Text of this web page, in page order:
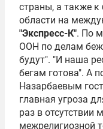
страны, а также к
области на
"Экспресс-К". По
ООН по делам
будут". "И наша
бегам готова". А
Назарбаевым
главная угроза
раз в отсутствии
межрелигиозной